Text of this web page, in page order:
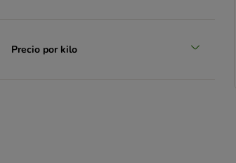
Precio por kilo